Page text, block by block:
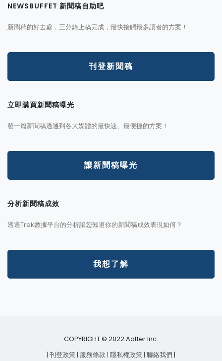
NEWSBUFFET 新聞稿自助吧
新聞稿的好去處，三分鐘上稿完成，最快接觸最多讀者的方案！
刊登新聞稿
立即購買新聞稿曝光
發一篇新聞稿透通到各大媒體的最快速、最便捷的方案！
讓新聞稿曝光
分析新聞稿成效
透過Trek數據平台的分析讓您知道你的新聞稿成效表現如何？
我想了解
COPYRIGHT © 2022 Aotter Inc.
| 刊登政策| 服務條款| 隱私權政策| 聯絡我們 |